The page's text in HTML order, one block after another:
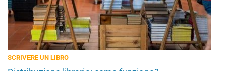
SCRIVERE UN LIBRO